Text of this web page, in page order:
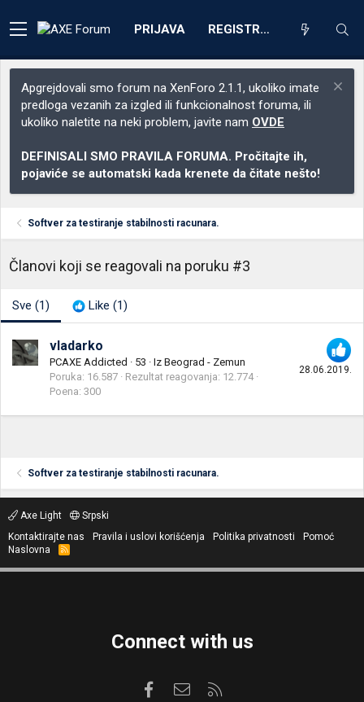
PRIJAVA REGISTRACIJA
Apgrejdovali smo forum na XenForo 2.1.1, ukoliko imate
predloga vezanih za izgled ili funkcionalnost foruma, ili
ukoliko naletite na neki problem, javite nam OVDE
DEFINISALI SMO PRAVILA FORUMA. Pročitajte ih,
pojaviće se automatski kada krenete da čitate nešto!
Softver za testiranje stabilnosti racunara.
Članovi koji se reagovali na poruku #3
Sve (1) Like (1)
28.06.2019.
vladarko
PCAXE Addicted · 53 · Iz Beograd - Zemun
Poruka 16.587 Rezultat reagovanja 12.774
Poena 300
Softver za testiranje stabilnosti racunara.
Axe Light
Srpski
Kontaktirajte nas
Pravila i uslovi korišćenja Politika privatnosti
Pomoć
Naslovna
R
S
Connect with us
FacebookKontaktirajte nas